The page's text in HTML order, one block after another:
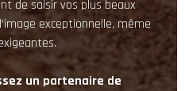
de saisir vos plus beaux
exceptionnelle, même
un partenaire de